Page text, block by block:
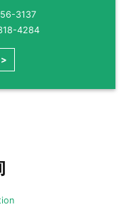
3137
4284